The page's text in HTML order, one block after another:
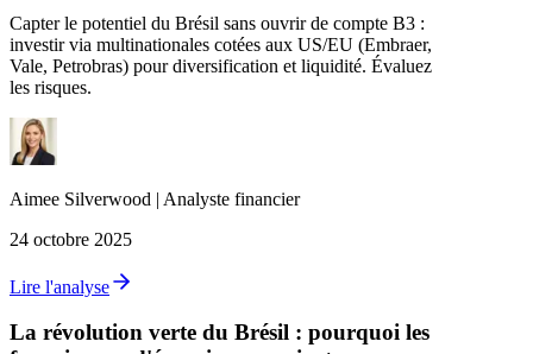
Capter le potentiel du Brésil sans ouvrir de compte B3 :
investir via multinationales cotées aux US/EU (Embraer,
Vale, Petrobras) pour diversification et liquidité. Évaluez
les risques.
Aimee Silverwood | Analyste financier
24 octobre 2025
Lire l'analyse
La révolution verte du Brésil : pourquoi les